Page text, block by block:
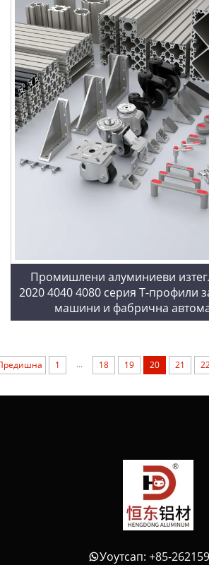
Промишлени алуминиеви
2020 4040 4080 серия T-профили
машини и фабрична
персонализирано
1 ... 18 19 20 21
Уоутсап: +85-